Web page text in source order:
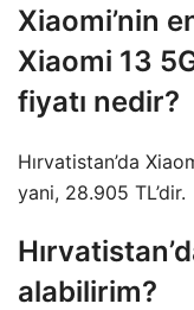
Xiaomi’nin
Xiaomi 13
fiyatı nedir?
Hırvatistan’da
yani, 28.905 TL’dir.
alabilirim?